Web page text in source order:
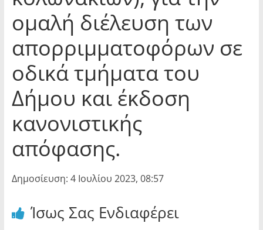
ομαλή διέλευση των
απορριμματοφόρων σε
οδικά τμήματα του
Δήμου και έκδοση
κανονιστικής
απόφασης.
Δημοσίευση: 4 Ιουλίου 2023, 08:57
Ίσως Σας Ενδιαφέρει